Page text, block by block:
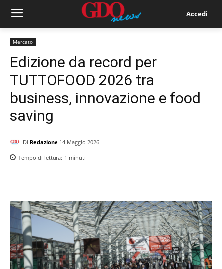
Accedi
Mercato
Edizione da record per
TUTTOFOOD 2026 tra
business, innovazione e food
saving
Di Redazione 14 Maggio 2026
Tempo di lettura: 1 minuti